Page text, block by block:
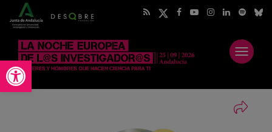
Abrir barra de herramientas
Abrir
menú